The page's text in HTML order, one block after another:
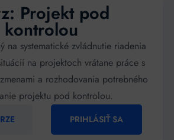
Projekt pod
kontrolou
na systematické zvládnutie riadenia
na projektoch vrátane práce s
a rozhodovania potrebného
projektu pod kontrolou.
PRIHLÁSIŤ SA